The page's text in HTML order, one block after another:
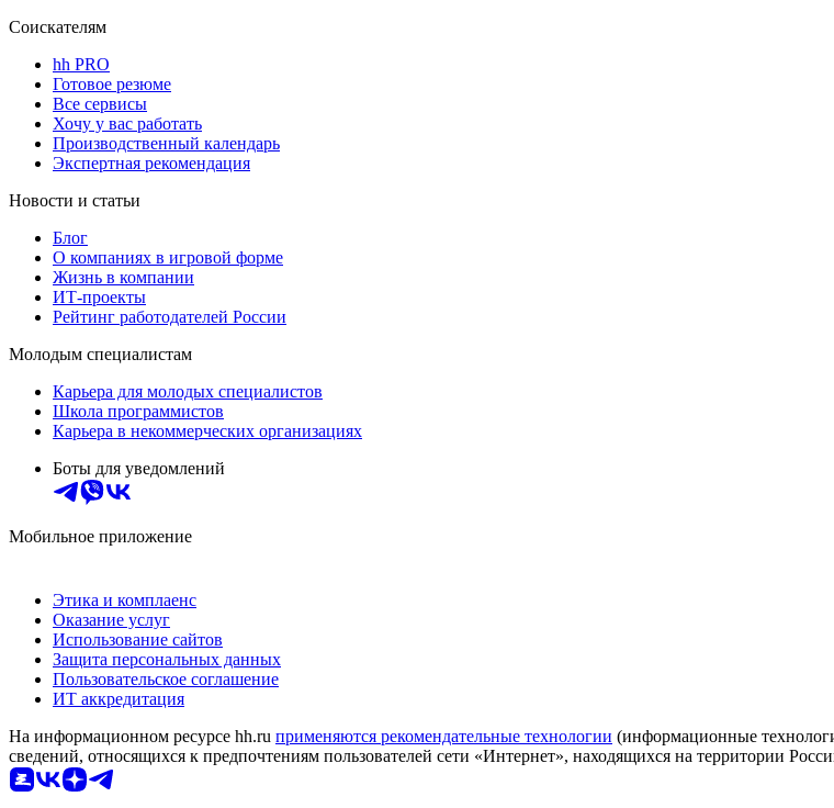
Соискателям
hh PRO
Готовое резюме
Все сервисы
Хочу у вас работать
Производственный календарь
Экспертная рекомендация
Новости и статьи
Блог
О компаниях в игровой форме
Жизнь в компании
ИТ-проекты
Рейтинг работодателей России
Молодым специалистам
Карьера для молодых специалистов
Школа программистов
Карьера в некоммерческих организациях
Боты для уведомлений
Мобильное приложение
Этика и комплаенс
Оказание услуг
Использование сайтов
Защита персональных данных
Пользовательское соглашение
ИТ аккредитация
На информационном ресурсе hh.ru применяются рекомендательные технологии (информационные
сведений, относящихся к предпочтениям пользователей сети «Интернет», находящихся на территории